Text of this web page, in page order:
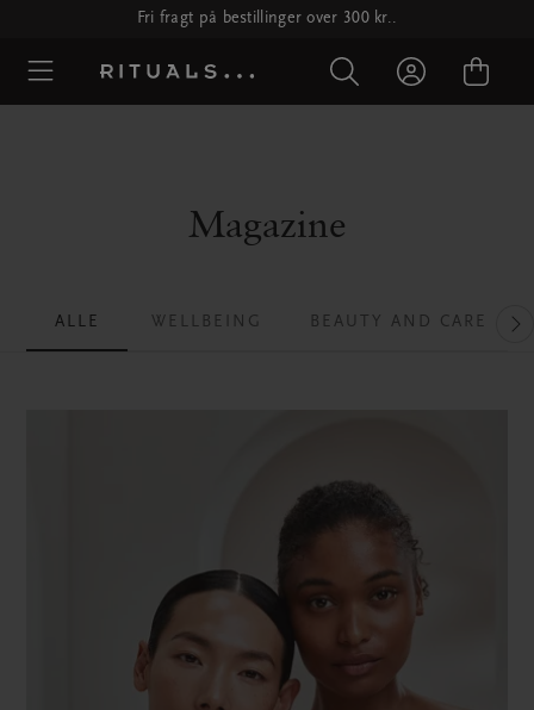
Fri fragt på bestillinger over 300 kr..
Magazine
ALLE WELLBEING BEAUTY AND CARE